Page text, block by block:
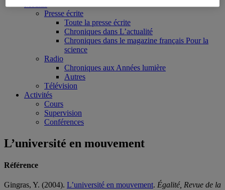
Presse écrite
Toute la presse écrite
Chroniques dans L’actualité
Chroniques dans le magazine français Pour la
science
Radio
Chroniques aux Années lumière
Autres
Télévision
Activités
Cours
Supervision
Conférences
L’université en mouvement
Référence
Gingras, Y. (2004). L’université en mouvement. Égalité, Revue de la